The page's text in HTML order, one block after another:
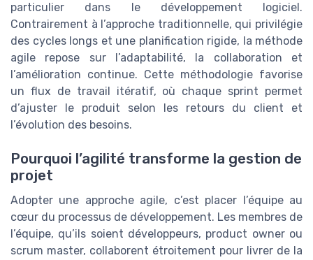
particulier dans le développement logiciel.
Contrairement à l’approche traditionnelle, qui privilégie
des cycles longs et une planification rigide, la méthode
agile repose sur l’adaptabilité, la collaboration et
l’amélioration continue. Cette méthodologie favorise
un flux de travail itératif, où chaque sprint permet
d’ajuster le produit selon les retours du client et
l’évolution des besoins.
Pourquoi l’agilité transforme la gestion de
projet
Adopter une approche agile, c’est placer l’équipe au
cœur du processus de développement. Les membres de
l’équipe, qu’ils soient développeurs, product owner ou
scrum master, collaborent étroitement pour livrer de la